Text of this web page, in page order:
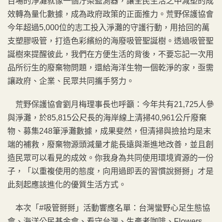
效轉為量化數據，成為政府政策的正面推力。荒野保護協會
今年超過5,000位的志工投入淨灘的守護行動，用拾回的萬
支塑膠吸管，打造色彩繽紛的海廢吸管聖誕樹。透過吸管聖
誕樹來提醒彼此，我們在方便生活的背後，不要忘記一次用
品所衍生的廢棄物問題，還給海洋生物一個乾淨的家，亟需
讓政府、企業、民眾共同攜手努力。
荒野保護協會劉月梅理事長也呼籲：今年共有21,725人參
與淨灘，於85,815公尺長的海岸線上清掃40,961公斤廢棄
物、募集248筆淨灘數據，成果斐然，但清掃與撿拾均是末
端的補救，廢棄物源頭減量才能長遠與漸進地改善，並且創
造民眾可以看見的成效。你我身為共同使用環境資源的一份
子，「以重複使用的態度，向用過即丟的習慣說掰掰」才是
此刻起應該進化的優質生活方式。
本次「#吸管掰掰」活動響應名單：台灣蠻野心足生態協